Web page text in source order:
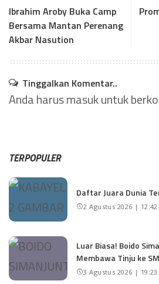
Ibrahim Aroby Buka Camp
Bersama Mantan Perenang
Akbar Nasution
Tinggalkan Komentar..
Anda harusmasukuntuk
TERPOPULER
Daftar Juara Dunia
2 Agustus 2026 | 12:42
Luar Biasa! Boido
Membawa Tinju ke
3 Agustus 2026 | 19:23